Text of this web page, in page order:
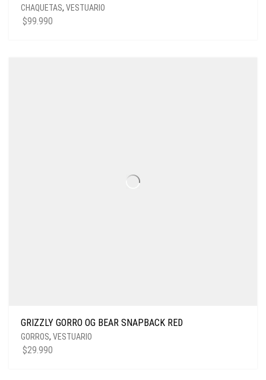
CHAQUETAS, VESTUARIO
$99.990
GRIZZLY GORRO OG BEAR SNAPBACK RED
GORROS, VESTUARIO
$29.990